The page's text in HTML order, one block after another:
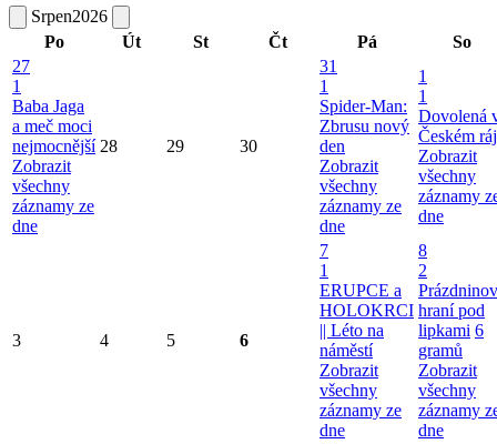
Srpen2026
Po
Út St Čt Pá
So
27
1
Baba Jaga
a meč moci
nejmocnější
Zobrazit
všechny
záznamy ze
dne
28 29 30
31
1
Spider-Man:
Zbrusu nový
den
Zobrazit
všechny
záznamy ze
dne
1
1
Dovolená
Českém
Zobrazit
všechny
záznamy
dne
3 4 5 6
7
1
ERUPCE a
HOLOKRCI
|| Léto na
náměstí
Zobrazit
všechny
záznamy ze
dne
8
2
hraní pod
lipkami 6
gramů
Zobrazit
všechny
záznamy
dne